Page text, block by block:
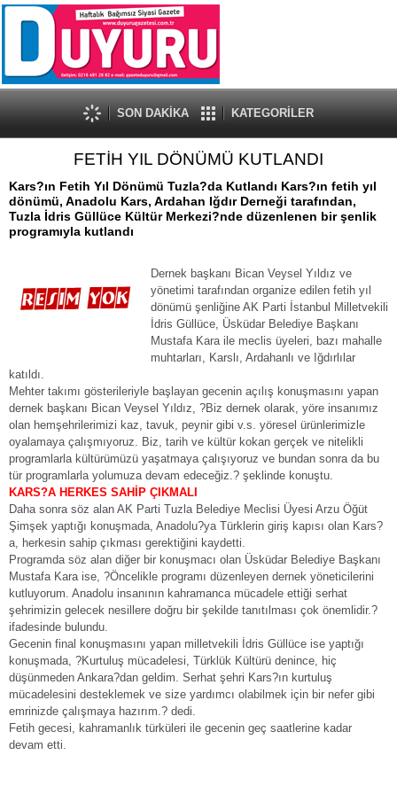
SON DAKİKA KATEGORİLER
FETİH YIL DÖNÜMÜ KUTLANDI
Kars?ın Fetih Yıl Dönümü Tuzla?da Kutlandı Kars?ın fetih yıl
dönümü, Anadolu Kars, Ardahan Iğdır Derneği tarafından,
Tuzla İdris Güllüce Kültür Merkezi?nde düzenlenen bir şenlik
programıyla kutlandı
Dernek başkanı Bican Veysel Yıldız ve
yönetimi tarafından organize edilen fetih yıl
dönümü şenliğine AK Parti İstanbul Milletvekili
İdris Güllüce, Üsküdar Belediye Başkanı
Mustafa Kara ile meclis üyeleri, bazı mahalle
muhtarları, Karslı, Ardahanlı ve Iğdırlılar
katıldı.
Mehter takımı gösterileriyle başlayan gecenin açılış konuşmasını yapan
dernek başkanı Bican Veysel Yıldız, ?Biz dernek olarak, yöre insanımız
olan hemşehrilerimizi kaz, tavuk, peynir gibi v.s. yöresel ürünlerimizle
oyalamaya çalışmıyoruz. Biz, tarih ve kültür kokan gerçek ve nitelikli
programlarla kültürümüzü yaşatmaya çalışıyoruz ve bundan sonra da bu
tür programlarla yolumuza devam edeceğiz.? şeklinde konuştu.
KARS?A HERKES SAHİP ÇIKMALI
Daha sonra söz alan AK Parti Tuzla Belediye Meclisi Üyesi Arzu Öğüt
Şimşek yaptığı konuşmada, Anadolu?ya Türklerin giriş kapısı olan Kars?
a, herkesin sahip çıkması gerektiğini kaydetti.
Programda söz alan diğer bir konuşmacı olan Üsküdar Belediye Başkanı
Mustafa Kara ise, ?Öncelikle programı düzenleyen dernek yöneticilerini
kutluyorum. Anadolu insanının kahramanca mücadele ettiği serhat
şehrimizin gelecek nesillere doğru bir şekilde tanıtılması çok önemlidir.?
ifadesinde bulundu.
Gecenin final konuşmasını yapan milletvekili İdris Güllüce ise yaptığı
konuşmada, ?Kurtuluş mücadelesi, Türklük Kültürü denince, hiç
düşünmeden Ankara?dan geldim. Serhat şehri Kars?ın kurtuluş
mücadelesini desteklemek ve size yardımcı olabilmek için bir nefer gibi
emrinizde çalışmaya hazırım.? dedi.
Fetih gecesi, kahramanlık türküleri ile gecenin geç saatlerine kadar
devam etti.